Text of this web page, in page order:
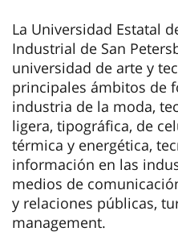
La Universidad Estatal
Industrial de San
universidad de arte y
principales ámbitos de
industria de la moda,
ligera, tipográfica, de
térmica y energética,
información en las
medios de
y relaciones públicas,
management.